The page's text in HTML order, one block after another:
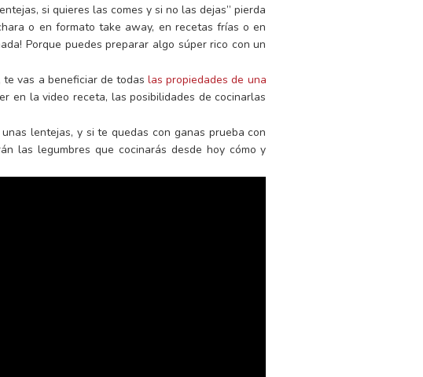
si quieres las comes y si no las dejas” pierda
o en formato take away, en recetas frías o en
Porque puedes preparar algo súper rico con un
, te vas a beneficiar de todaslas propiedades de una
en la video receta, las posibilidades de cocinarlas
lentejas, y si te quedas con ganas prueba con
las legumbres que cocinarás desde hoy cómo y